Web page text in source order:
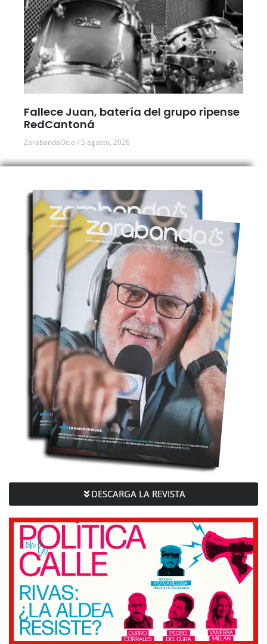
Fallece Juan, batería del grupo ripense
RedCantoná
ZarabandaOcio 5 agosto, 2026
DESCARGA LA REVISTA